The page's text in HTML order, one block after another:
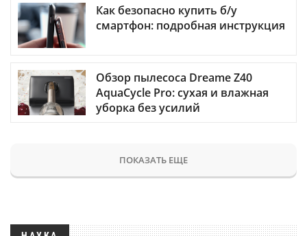
Как безопасно купить б/у
смартфон: подробная инструкция
Обзор пылесоса Dreame Z40
AquaCycle Pro: сухая и влажная
уборка без усилий
ПОКАЗАТЬ ЕЩЕ